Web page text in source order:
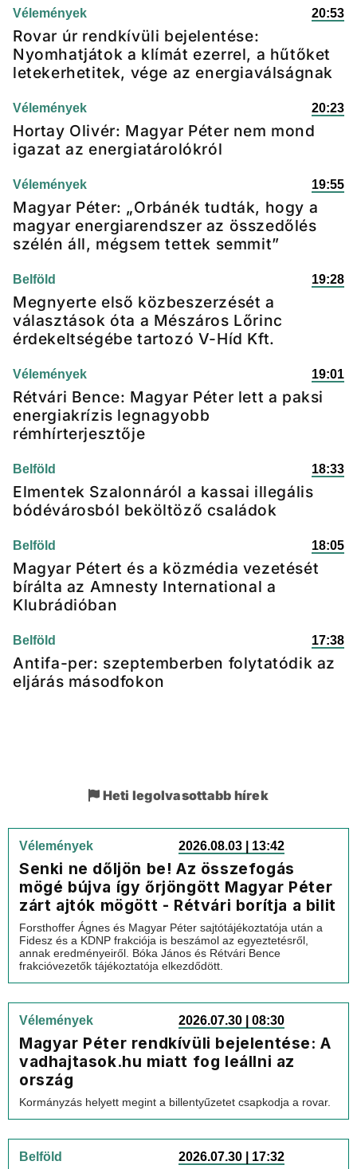
Vélemények 20:53
Rovar úr rendkívüli bejelentése:
Nyomhatjátok a klímát ezerrel, a hűtőket
letekerhetitek, vége az energiaválságnak
Vélemények 20:23
Hortay Olivér: Magyar Péter nem mond
igazat az energiatárolókról
Vélemények 19:55
Magyar Péter: „Orbánék tudták, hogy a
magyar energiarendszer az összedőlés
szélén áll, mégsem tettek semmit”
Belföld 19:28
Megnyerte első közbeszerzését a
választások óta a Mészáros Lőrinc
érdekeltségébe tartozó V-Híd Kft.
Vélemények 19:01
Rétvári Bence: Magyar Péter lett a paksi
energiakrízis legnagyobb
rémhírterjesztője
Belföld 18:33
Elmentek Szalonnáról a kassai illegális
bódévárosból beköltöző családok
Belföld 18:05
Magyar Pétert és a közmédia vezetését
bírálta az Amnesty International a
Klubrádióban
Belföld 17:38
Antifa-per: szeptemberben folytatódik az
eljárás másodfokon
Heti legolvasottabb hírek
Vélemények 2026.08.03 | 13:42
Senki ne dőljön be! Az összefogás
mögé bújva így őrjöngött Magyar Péter
zárt ajtók mögött - Rétvári borítja a bilit
Forsthoffer Ágnes és Magyar Péter sajtótájékoztatója után a
Fidesz és a KDNP frakciója is beszámol az egyeztetésről,
annak eredményeiről. Bóka János és Rétvári Bence
frakcióvezetők tájékoztatója elkezdődött.
Vélemények 2026.07.30 | 08:30
Magyar Péter rendkívüli bejelentése: A
vadhajtasok.hu miatt fog leállni az
ország
Kormányzás helyett megint a billentyűzetet csapkodja a rovar.
Belföld 2026.07.30 | 17:32